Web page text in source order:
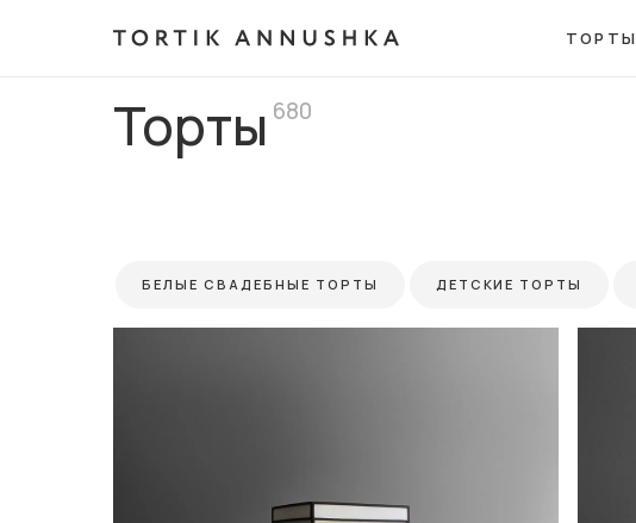
ТОРТЫ
Торты 680
БЕЛЫЕ СВАДЕБНЫЕ ТОРТЫ ДЕТСКИЕ ТОРТЫ
ТОРТЫ НА 3 ГОДА ТОРТЫ НА 45 ЛЕТ МУЖЧИНЕ